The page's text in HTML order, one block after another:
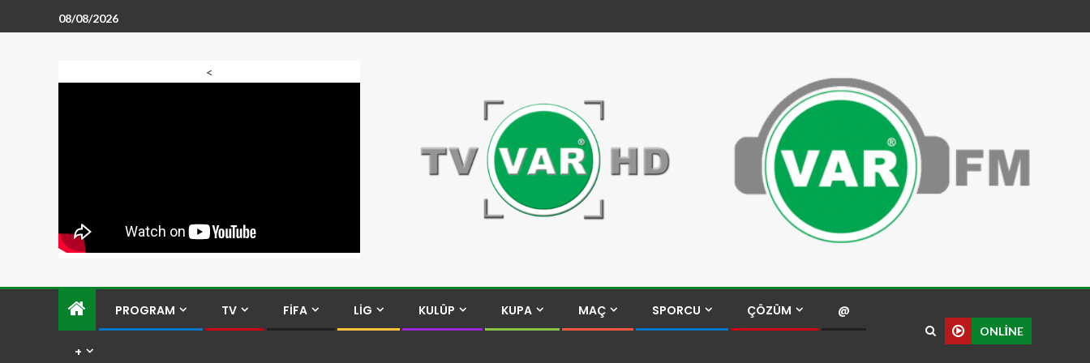
08/08/2026
<
PROGRAM TV FİFA LİG KULÜP KUPA MAÇ SPORCU ÇÖZÜM @
+
ONLINE